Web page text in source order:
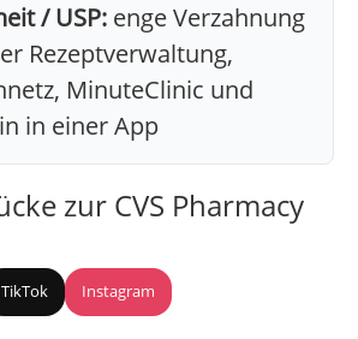
/ USP: enge Verzahnung
Rezeptverwaltung,
MinuteClinic und
in einer App
zur CVS Pharmacy
TikTok Instagram